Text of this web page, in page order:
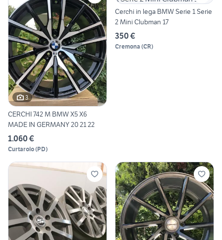
3
CERCHI 742 M BMW X5 X6
MADE IN GERMANY 20 21 22
1.060 €
Curtarolo(PD)
Cerchi in lega BMW Serie 1 Serie
2 Mini Clubman 17
350 €
Cremona (CR)